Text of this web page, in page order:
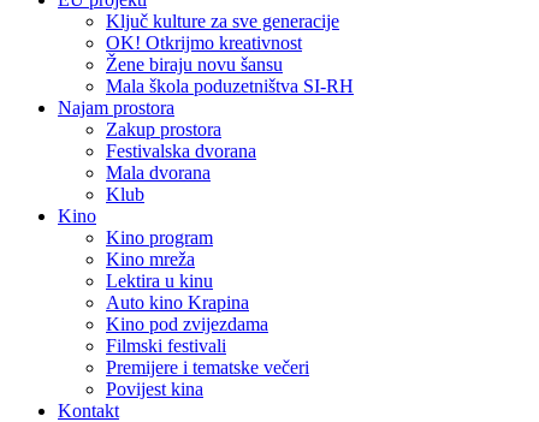
Ključ kulture za sve generacije
OK! Otkrijmo kreativnost
Žene biraju novu šansu
Mala škola poduzetništva SI-RH
Najam prostora
Zakup prostora
Festivalska dvorana
Mala dvorana
Klub
Kino
Kino program
Kino mreža
Lektira u kinu
Auto kino Krapina
Kino pod zvijezdama
Filmski festivali
Premijere i tematske večeri
Povijest kina
Kontakt